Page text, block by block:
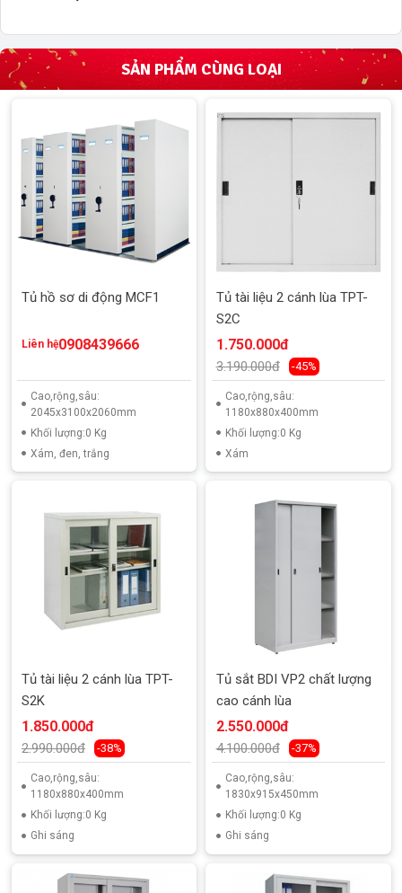
SẢN PHẨM CÙNG LOẠI
Tủ hồ sơ di động MCF1
Liên hệ0908439666
Cao,rộng,sâu:
2045x3100x2060mm
Khối lượng:0 Kg
Xám, đen, trắng
Tủ tài liệu 2 cánh lùa TPT-
S2C
1.750.000đ
3.190.000đ -45%
Cao,rộng,sâu:
1180x880x400mm
Khối lượng:0 Kg
Xám
Tủ tài liệu 2 cánh lùa TPT-
S2K
1.850.000đ
2.990.000đ -38%
Cao,rộng,sâu:
1180x880x400mm
Khối lượng:0 Kg
Ghi sáng
Tủ sắt BDI VP2 chất lượng
cao cánh lùa
2.550.000đ
4.100.000đ -37%
Cao,rộng,sâu:
1830x915x450mm
Khối lượng:0 Kg
Ghi sáng